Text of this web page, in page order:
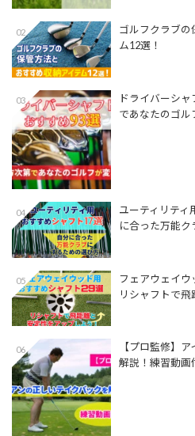
02
ゴルフクラブの
ム12選！
03
ドライバーシ
であなたのゴル
04
ユーティリテ
に合った万能
05
フェアウェイウ
リシャフトで飛
06
【プロ監修】
解説！練習動画